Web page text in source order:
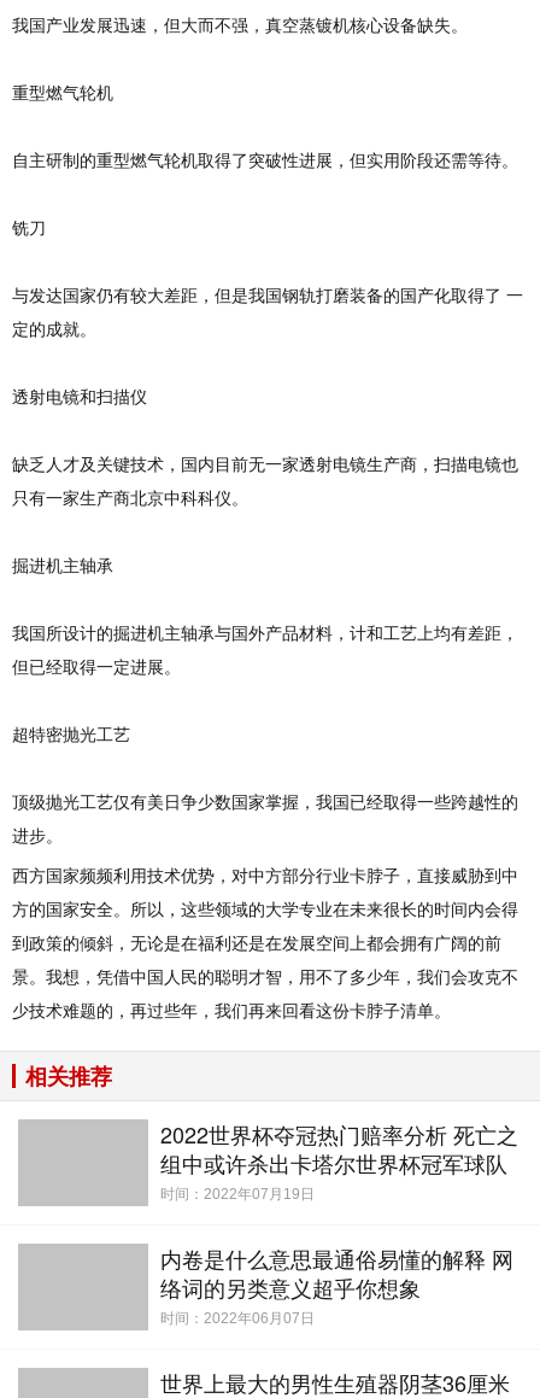
我国产业发展迅速，但大而不强，真空蒸镀机核心设备缺失。
重型燃气轮机
自主研制的重型燃气轮机取得了突破性进展，但实用阶段还需等待。
铣刀
与发达国家仍有较大差距，但是我国钢轨打磨装备的国产化取得了 一
定的成就。
透射电镜和扫描仪
缺乏人才及关键技术，国内目前无一家透射电镜生产商，扫描电镜也
只有一家生产商北京中科科仪。
掘进机主轴承
我国所设计的掘进机主轴承与国外产品材料，计和工艺上均有差距，
但已经取得一定进展。
超特密抛光工艺
顶级抛光工艺仅有美日争少数国家掌握，我国已经取得一些跨越性的
进步。
西方国家频频利用技术优势，对中方部分行业卡脖子，直接威胁到中
方的国家安全。所以，这些领域的大学专业在未来很长的时间内会得
到政策的倾斜，无论是在福利还是在发展空间上都会拥有广阔的前
景。我想，凭借中国人民的聪明才智，用不了多少年，我们会攻克不
少技术难题的，再过些年，我们再来回看这份卡脖子清单。
相关推荐
2022世界杯夺冠热门赔率分析 死亡之
组中或许杀出卡塔尔世界杯冠军球队
时间：2022年07月19日
内卷是什么意思最通俗易懂的解释 网
络词的另类意义超乎你想象
时间：2022年06月07日
世界上最大的男性生殖器阴茎36厘米